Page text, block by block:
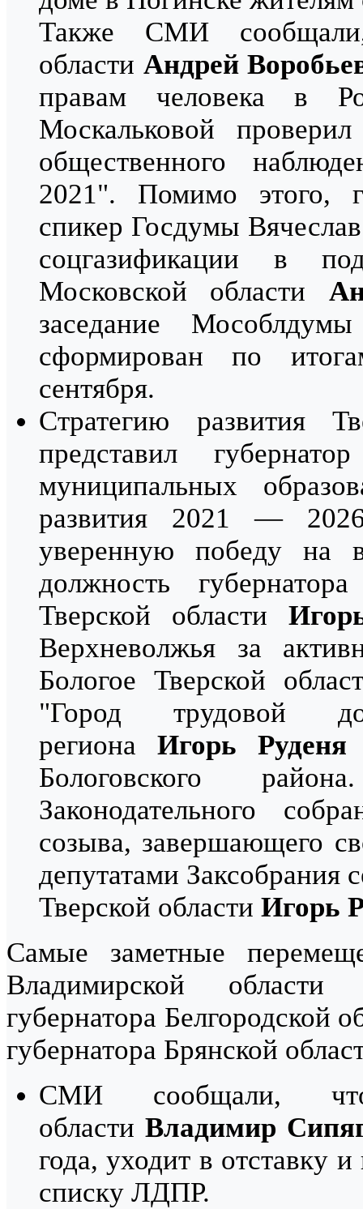
Также СМИ
области Андрей
правам человека в
Москальковой
общественного
2021". Помимо этого,
спикер Госдумы
соцгазификации в
Московской области
заседание
сформирован по
сентября.
Стратегию развития
представил
муниципальных
развития 2021 —
уверенную победу на
должность
Тверской области
Верхневолжья за
Бологое Тверской
"Город трудовой
региона Игорь Руденя
Бологовского
Законодательного
созыва, завершающего
депутатами Заксобрания
Тверской области Игорь
Самые заметные
Владимирской
губернатора Белгородской
губернатора Брянской
СМИ сообщали, что
области Владимир
года, уходит в отставку
списку ЛДПР.